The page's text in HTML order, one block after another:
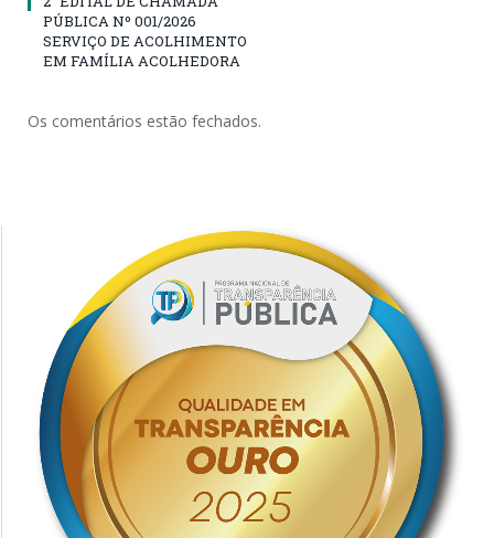
PÚBLICA Nº 001/2026
SERVIÇO DE ACOLHIMENTO
EM FAMÍLIA ACOLHEDORA
Os comentários estão fechados.